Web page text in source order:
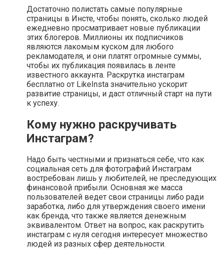
Достаточно полистать самые популярные
страницы в Инсте, чтобы понять, сколько людей
ежедневно просматривает новые публикации
этих блогеров. Миллионы их подписчиков
являются лакомым куском для любого
рекламодателя, и они платят огромные суммы,
чтобы их публикация появилась в ленте
известного аккаунта. Раскрутка инстаграм
бесплатно от LikeInsta значительно ускорит
развитие страницы, и даст отличный старт на пути
к успеху.
Кому нужно раскручивать
Инстаграм?
Надо быть честными и признаться себе, что как
социальная сеть для фотографий Инстаграм
востребован лишь у любителей, не преследующих
финансовой прибыли. Основная же масса
пользователей ведет свои страницы либо ради
заработка, либо для утверждения своего имени
как бренда, что также является денежным
эквивалентом. Ответ на вопрос, как раскрутить
инстаграм с нуля сегодня интересует множество
людей из разных сфер деятельности.